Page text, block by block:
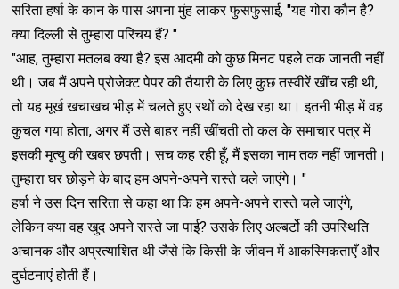
सरिता हर्षा के कान के पास अपना मुंह लाकर फुसफुसाई, "यह गोरा कौन है?
क्या दिल्ली से तुम्हारा परिचय हैं? "
"आह, तुम्हारा मतलब क्या है? इस आदमी को कुछ मिनट पहले तक जानती नहीं
थी। जब मैं अपने प्रोजेक्ट पेपर की तैयारी के लिए कुछ तस्वीरें खींच रही थी,
तो यह मूर्ख खचाखच भीड़ में चलते हुए रथों को देख रहा था। इतनी भीड़ में वह
कुचल गया होता, अगर मैं उसे बाहर नहीं खींचती तो कल के समाचार पत्र में
इसकी मृत्यु की खबर छपती। सच कह रही हूँ, मैं इसका नाम तक नहीं जानती।
तुम्हारा घर छोड़ने के बाद हम अपने-अपने रास्ते चले जाएंगे। "
हर्षा ने उस दिन सरिता से कहा था कि हम अपने-अपने रास्ते चले जाएंगे,
लेकिन क्या वह खुद अपने रास्ते जा पाई? उसके लिए अल्बर्टो की उपस्थिति
अचानक और अप्रत्याशित थी जैसे कि किसी के जीवन में आकस्मिकताएँ और
दुर्घटनाएं होती हैं।